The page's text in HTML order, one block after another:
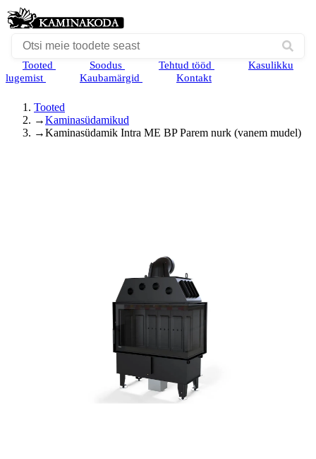
Tooted Soodus Tehtud tööd
Kasulikku
lugemist
Kaubamärgid Kontakt
Tooted
→Kaminasüdamikud
→Kaminasüdamik Intra ME BP Parem nurk (vanem mudel)